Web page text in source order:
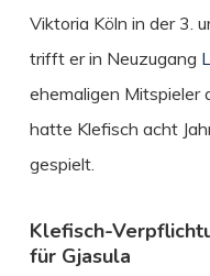
Viktoria Köln in der 3.
trifft er in Neuzugang
ehemaligen Mitspieler
hatte Klefisch acht
gespielt.
Klefisch-
für Gjasula